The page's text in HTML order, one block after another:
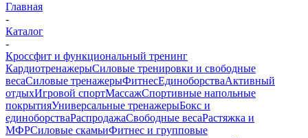
Главная
-
Каталог
-
Кроссфит и функциональный тренинг
КардиотренажерыСиловые тренировки и свободные
весаСиловые тренажерыФитнесЕдиноборстваАктивный
отдыхИгровой спортМассажСпортивные напольные
покрытияУниверсальные тренажерыБокс и
единоборстваРаспродажаСвободные весаРастяжка и
МФРСиловые скамьиФитнес и групповые